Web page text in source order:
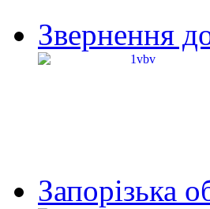
Звернення
Запорізька